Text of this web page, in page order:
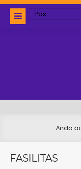
Anda
FASILITAS